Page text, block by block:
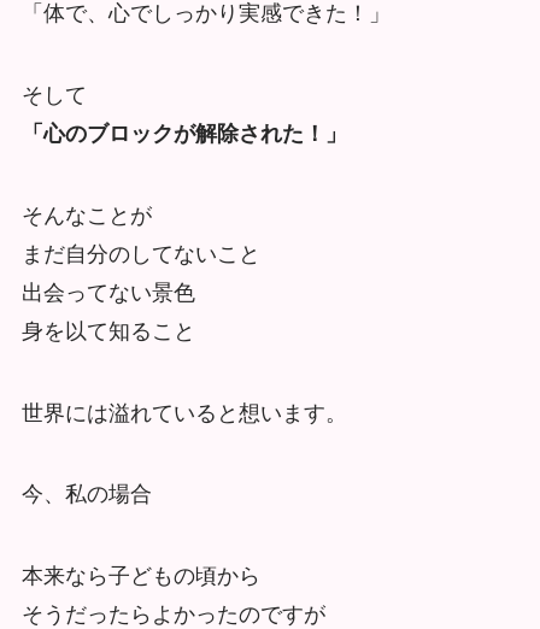
「体で、心でしっかり実感できた！」
そして
「心のブロックが解除された！」
そんなことが
まだ自分のしてないこと
出会ってない景色
身を以て知ること
世界には溢れていると想います。
今、私の場合
本来なら子どもの頃から
そうだったらよかったのですが